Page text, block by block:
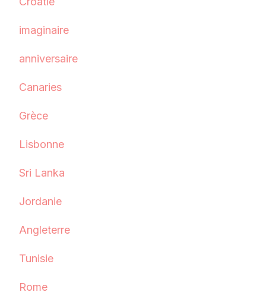
imaginaire
anniversaire
Canaries
Grèce
Lisbonne
Sri Lanka
Jordanie
Angleterre
Tunisie
Rome